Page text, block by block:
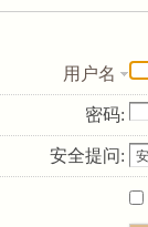
用户名
密码:
安全提问: